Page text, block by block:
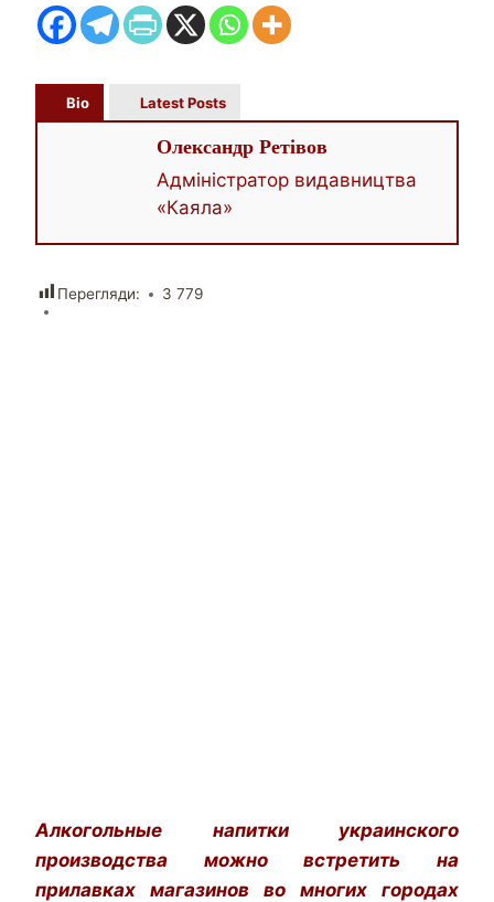
Bio Latest Posts
Олександр Ретівов
Адміністратор видавництва
«Каяла»
Перегляди: 3 779
Алкогольные напитки украинского
производства можно встретить на
прилавках магазинов во многих городах